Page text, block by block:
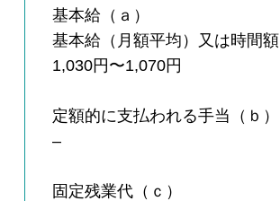
基本給（ａ）
基本給（月額平均）又は時間額
1,030円〜1,070円
定額的に支払われる手当（ｂ）
–
固定残業代（ｃ）